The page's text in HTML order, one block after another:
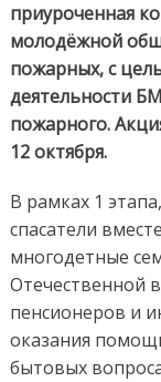
приуроченная
молодёжной
пожарных, с
деятельности
пожарного.
12 октября.
В рамках 1
спасатели
многодетные
Отечественной
пенсионеров и
оказания
бытовых